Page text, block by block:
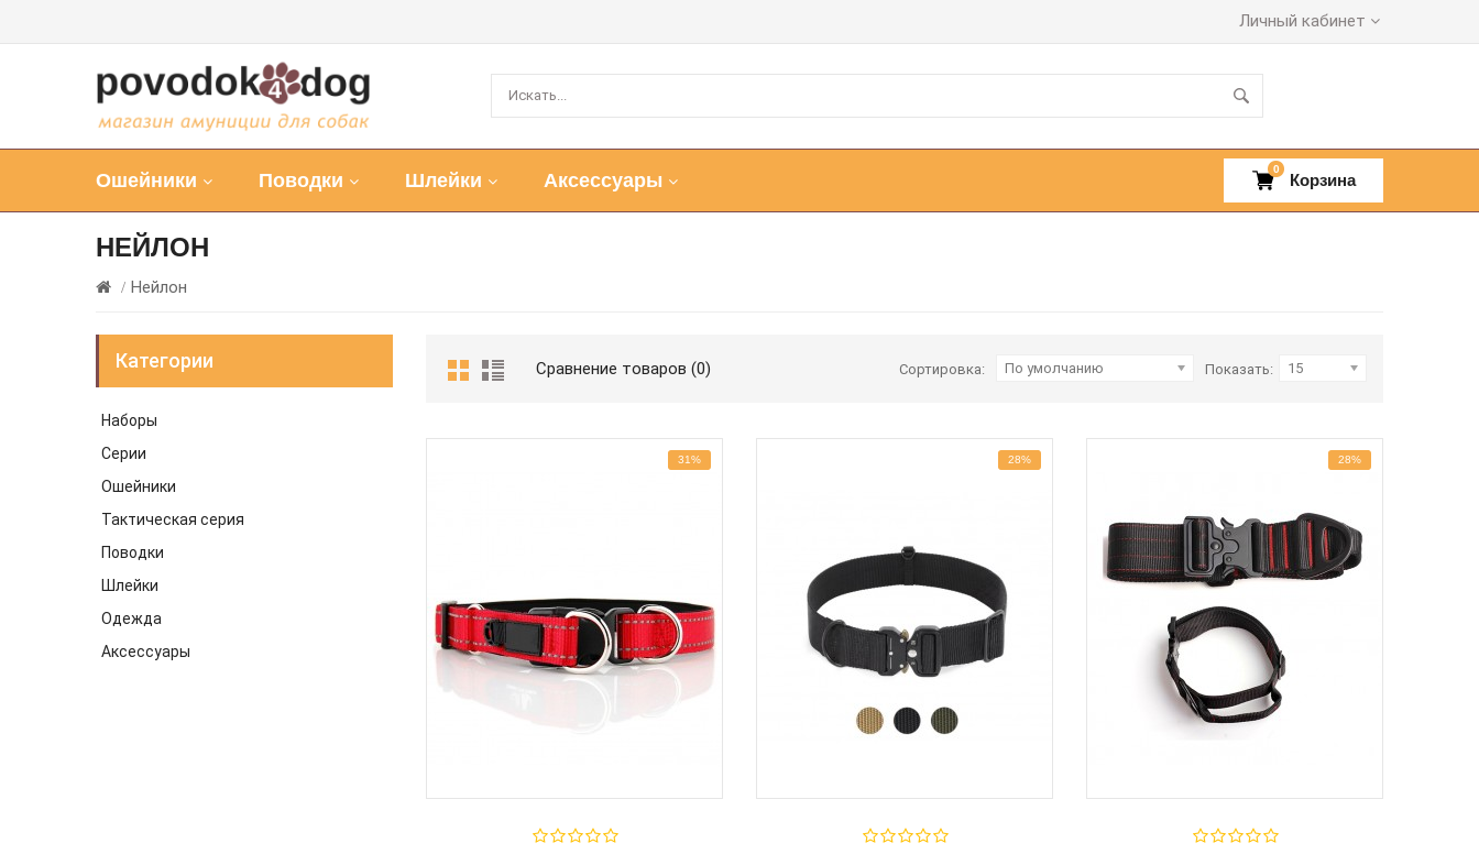
Личный кабинет
Ошейники Поводки Шлейки Аксессуары Корзина
0
НЕЙЛОН
Нейлон
Категории
Наборы
Серии
Ошейники
Тактическая серия
Поводки
Шлейки
Одежда
Аксессуары
Сравнение товаров (0) Сортировка: По умолчанию Показать: 15
31% 28% 28%